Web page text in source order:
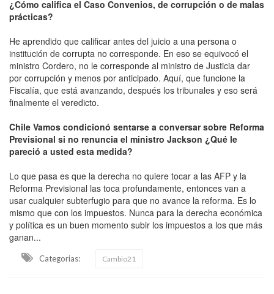
¿Cómo califica el Caso Convenios, de corrupción o de malas
prácticas?
He aprendido que calificar antes del juicio a una persona o
institución de corrupta no corresponde. En eso se equivocó el
ministro Cordero, no le corresponde al ministro de Justicia dar
por corrupción y menos por anticipado. Aquí, que funcione la
Fiscalía, que está avanzando, después los tribunales y eso será
finalmente el veredicto.
Chile Vamos condicionó sentarse a conversar sobre Reforma
Previsional si no renuncia el ministro Jackson ¿Qué le
pareció a usted esta medida?
Lo que pasa es que la derecha no quiere tocar a las AFP y la
Reforma Previsional las toca profundamente, entonces van a
usar cualquier subterfugio para que no avance la reforma. Es lo
mismo que con los impuestos. Nunca para la derecha económica
y política es un buen momento subir los impuestos a los que más
ganan...
Categorias: Cambio21